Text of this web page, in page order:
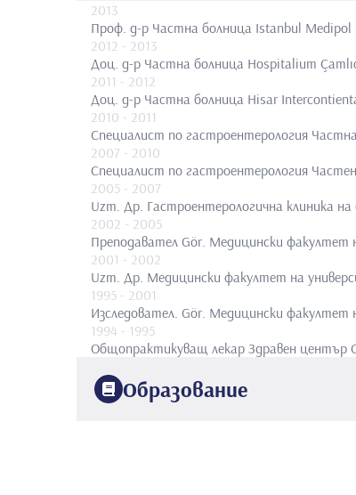
2013
Проф. д-р Частна болница Istanbul Medipol
2012 - 2013
Доц. д-р Частна болница Hospitalium
2011 - 2012
Доц. д-р Частна болница Hisar
2010 - 2011
Специалист по гастроентерология
2007 - 2010
Специалист по гастроентерология
2005 - 2007
Uzm. Др. Гастроентерологична клиника
2002 - 2005
Преподавател Gör. Медицински факултет
2001 - 2002
Uzm. Др. Медицински факултет на
1995 - 2001
Изследовател. Gör. Медицински факултет
1994 - 1995
Общопрактикуващ лекар Здравен център
Образование